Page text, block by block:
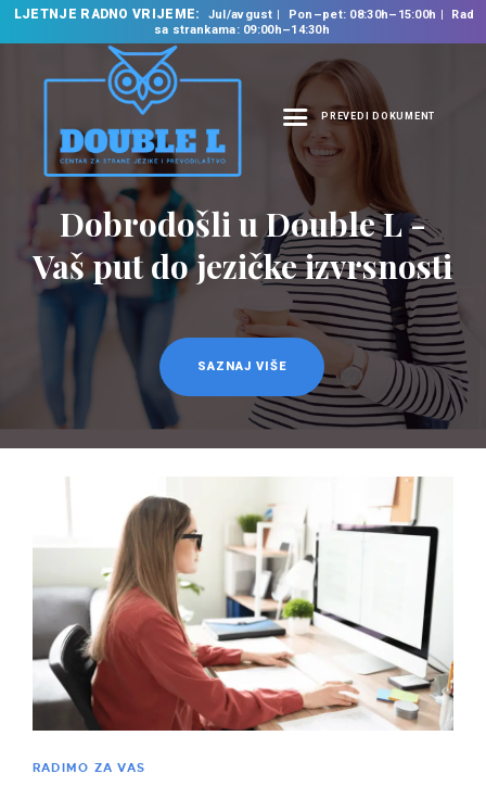
LJETNJE RADNO VRIJEME: Jul/avgust Pon–pet: 08:30h–15:00h
Rad
sa strankama: 09:00h–14:30h
PREVEDI DOKUMENT
NASLOVNA
O NAMA
NAŠE USLUGE
ŠKOLA STRANIH
JEZIKA
PREVODILAČKI BIRO
KURSEVI
NOVOSTI
KONTAKT
Prevodilačke usluge
na 35 jezika
SAZNAJ VIŠE
RADIMO ZA VAS